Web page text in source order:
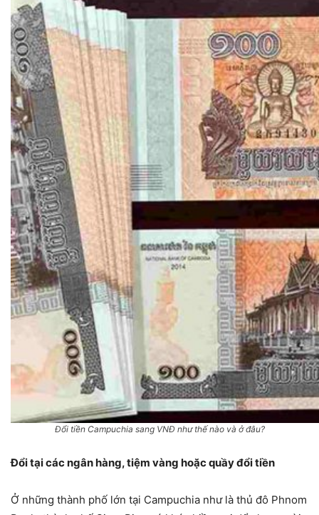
Đổi tiền Campuchia sang VNĐ như thế nào và ở đâu?
Đổi tại các ngân hàng, tiệm vàng hoặc quầy đổi tiền
Ở những thành phố lớn tại Campuchia như là thủ đô Phnom